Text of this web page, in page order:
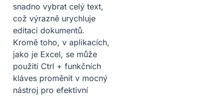
snadno vybrat celý text,
což výrazně urychluje
editaci dokumentů.
Kromě toho, v aplikacích,
jako je Excel, se může
použití Ctrl + funkčních
kláves proměnit v mocný
nástroj pro efektivní